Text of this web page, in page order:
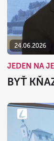
24.06.2026
JEDEN NA
BYŤ